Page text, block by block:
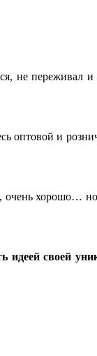
не переживал
оптовой и
очень
своей